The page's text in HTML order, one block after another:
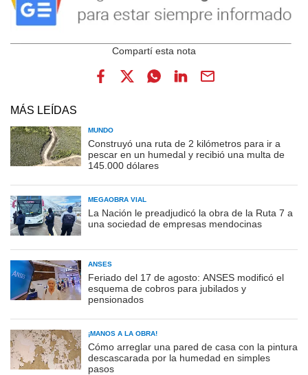
MÁS LEÍDAS
MUNDO
Construyó una ruta de 2 kilómetros para ir a
pescar en un humedal y recibió una multa de
145.000 dólares
MEGAOBRA VIAL
La Nación le preadjudicó la obra de la Ruta 7 a
una sociedad de empresas mendocinas
ANSES
Feriado del 17 de agosto: ANSES modificó el
esquema de cobros para jubilados y
pensionados
¡MANOS A LA OBRA!
Cómo arreglar una pared de casa con la pintura
descascarada por la humedad en simples
pasos